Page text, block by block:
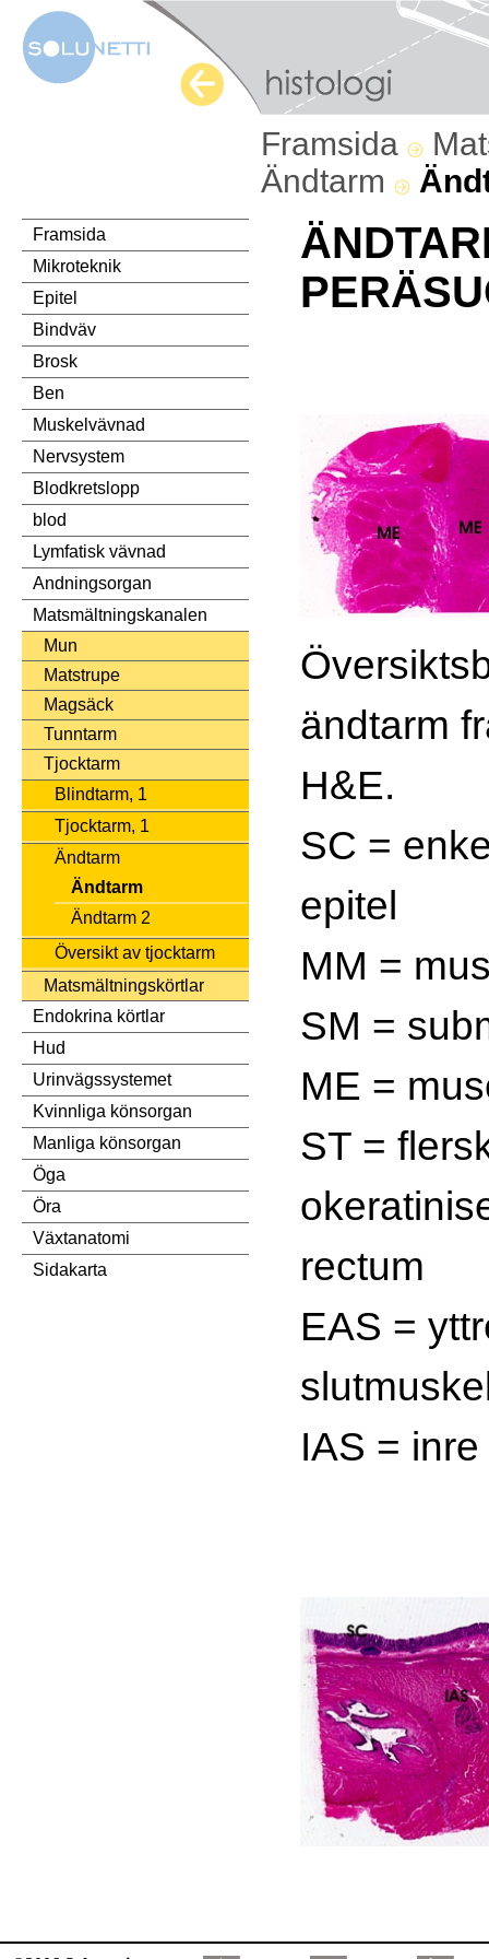
Framsida
Ändtarm
Framsida
Mikroteknik
Epitel
Bindväv
Brosk
Ben
Muskelvävnad
Nervsystem
Blodkretslopp
blod
Lymfatisk vävnad
Andningsorgan
Matsmältningskanalen
Mun
Matstrupe
Magsäck
Tunntarm
Tjocktarm
Blindtarm, 1
Tjocktarm, 1
Ändtarm
Ändtarm
Ändtarm 2
Översikt av tjocktarm
Matsmältningskörtlar
Endokrina körtlar
Hud
Urinvägssystemet
Kvinnliga könsorgan
Manliga könsorgan
Öga
Öra
Växtanatomi
Sidakarta
ändtarm
H&E.
SC =
epitel
MM =
SM =
ME =
ST =
rectum
EAS =
IAS =